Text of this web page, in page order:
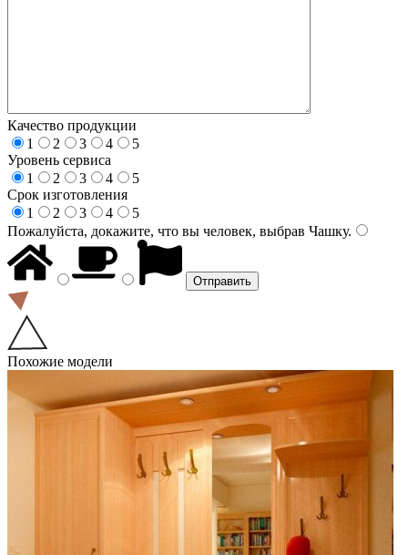
Качество продукции
1
2 3 4
5
Уровень сервиса
1
2 3 4
5
Срок изготовления
1
2 3 4
5
Пожалуйста, докажите, что вы человек, выбрав Чашку.
Похожие модели